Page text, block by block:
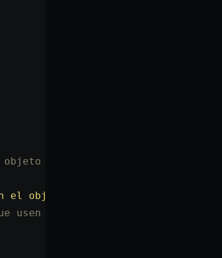
*/
el objeto.'
usen el mismo